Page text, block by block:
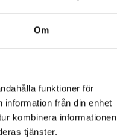
Om
funktioner för
från din enhet
kombinera informationen
tjänster.